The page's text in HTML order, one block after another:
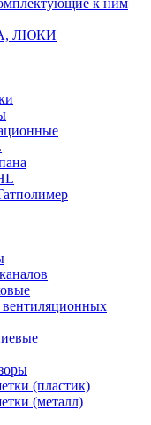
к ним
ЛЮКИ
(пластик)
(металл)